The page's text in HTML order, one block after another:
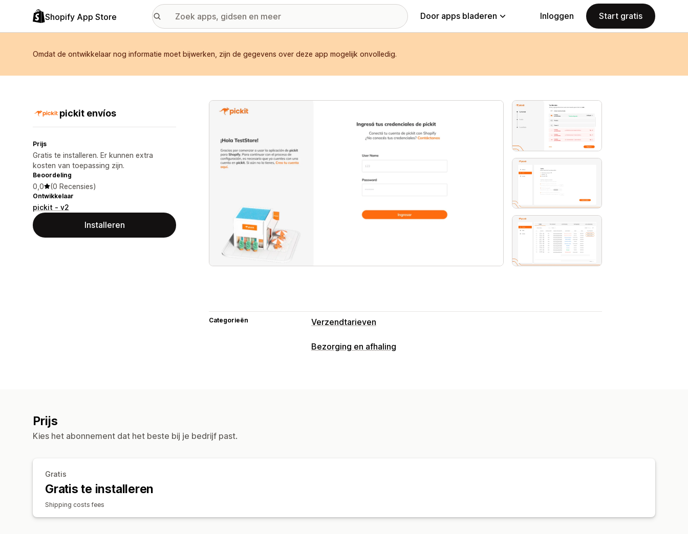
Shopify App Store Door apps bladeren Inloggen Start gratis
Omdat de ontwikkelaar nog informatie moet bijwerken, zijn de gegevens over deze app mogelijk onvolledig.
pickit envíos
Prijs
Gratis te installeren. Er kunnen extra
kosten van toepassing zijn.
Beoordeling
0,0 (0 Recensies)
Ontwikkelaar
pickit - v2
Installeren
Galerij met uitgelichte afbeeldingen
Categorieën Verzendtarieven
Bezorging en afhaling
Prijs
Kies het abonnement dat het beste bij je bedrijf past.
Gratis
Gratis te installeren
Shipping costs fees